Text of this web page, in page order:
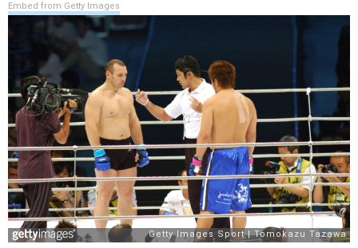
Embed from Getty Images